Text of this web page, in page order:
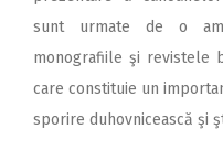
sunt urmate de o
monografiile şi revistele
care constituie un
sporire duhovnicească şi